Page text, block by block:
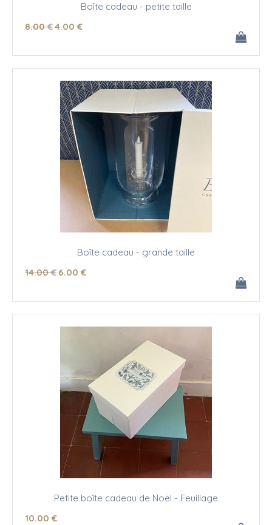
Boîte cadeau - petite taille
8.00 €4.00 €
Boîte cadeau - grande taille
14.00 € 6.00 €
Petite boîte cadeau de Noël - Feuillage
10.00 €